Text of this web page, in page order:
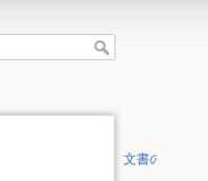
文書の先頭へ